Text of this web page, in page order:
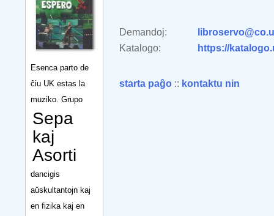
Esenca parto de
ĉiu UK estas la
muziko. Grupo
Sepa
kaj
Asorti
dancigis
aŭskultantojn kaj
en fizika kaj en
Demandoj:
Katalogo:
https://
starta paĝo :: kontaktu nin